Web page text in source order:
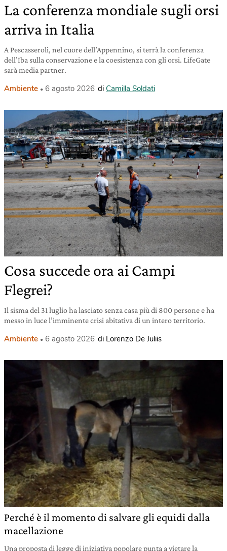
La conferenza mondiale sugli orsi
arriva in Italia
A Pescasseroli, nel cuore dell’Appennino, si terrà la conferenza
dell’Iba sulla conservazione e la coesistenza con gli orsi. LifeGate
sarà media partner.
Ambiente 6 agosto 2026 di Camilla Soldati
Cosa succede ora ai Campi
Flegrei?
Il sisma del 31 luglio ha lasciato senza casa più di 800 persone e ha
messo in luce l’imminente crisi abitativa di un intero territorio.
Ambiente 6 agosto 2026 di Lorenzo De Juliis
Perché è il momento di salvare gli equidi dalla
macellazione
Una proposta di legge di iniziativa popolare punta a vietare la